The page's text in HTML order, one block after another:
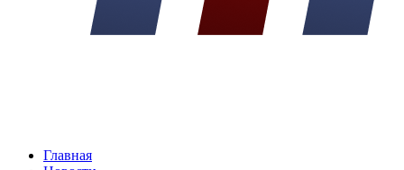
Главная